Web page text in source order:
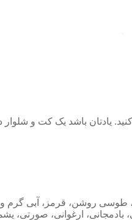
یادتان باشد یک کت و شلوار
طوسی روشن، قرمز، آبی گرم
ارغوانی، صورتی،